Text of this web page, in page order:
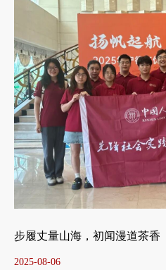
步履丈量山海，初闻漫道茶香
2025-08-06